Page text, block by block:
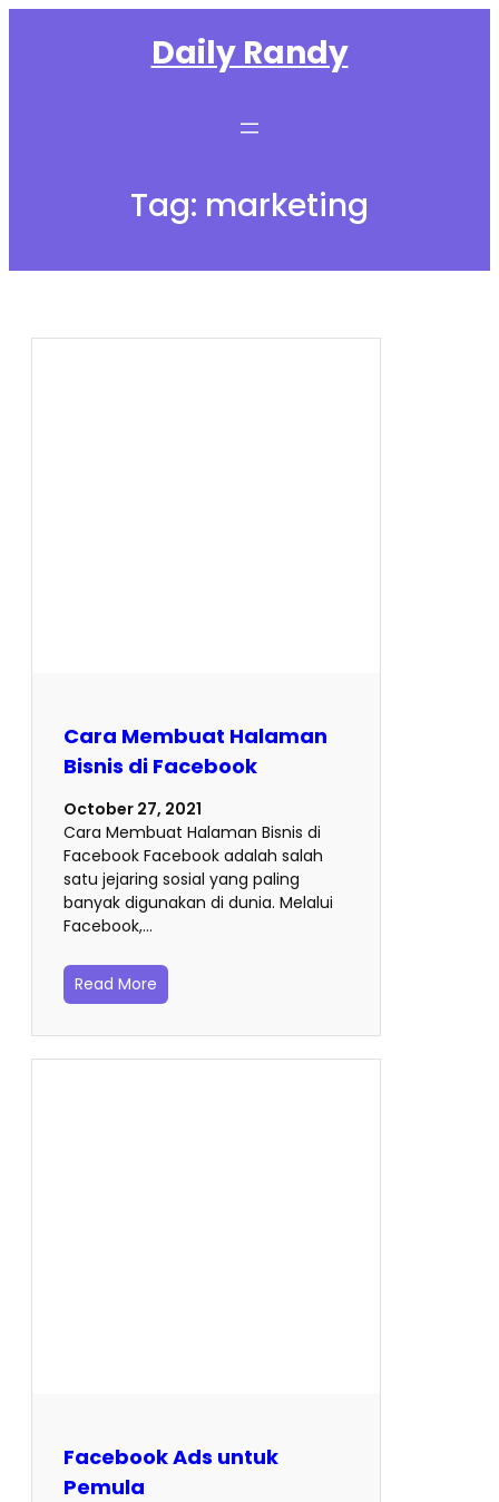
Daily Randy
Tag: marketing
Cara Membuat Halaman
Bisnis di Facebook
October 27, 2021
Cara Membuat Halaman Bisnis di
Facebook Facebook adalah salah
satu jejaring sosial yang paling
banyak digunakan di dunia. Melalui
Facebook,…
Read More
Facebook Ads untuk
Pemula